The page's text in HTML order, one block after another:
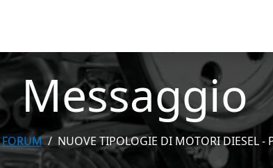
Messaggio
FORUM NUOVE TIPOLOGIE DI MOTORI DIESEL -